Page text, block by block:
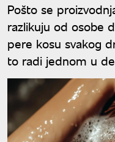
Pošto se
razlikuju od osobe
pere kosu svakog
to radi jednom u